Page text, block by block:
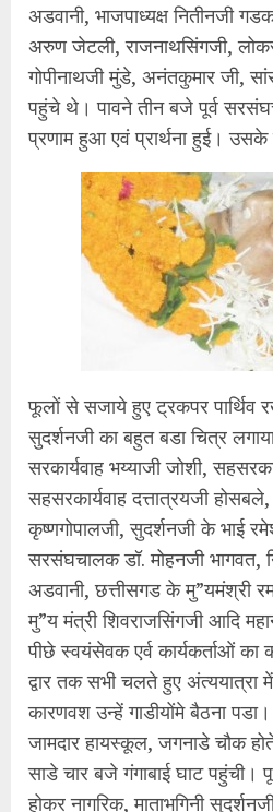
अडवानी, भाजपाध्यक्ष नितीनजी
अरुण जेटली, राजनाथसिंगजी,
गोपीनाथजी मुंडे, अनंतकुमार जी,
पहुंचे थे। पावने तीन बजे पूर्व
प्रणाम हुआ एवं प्रार्थना हुई। उसके
फूलों से सजाये हुए ट्रकपर पार्थिव
सुदर्शनजी का बहुत बडा चित्र
सरकार्यवाह भय्याजी जोशी,
सहसरकार्यवाह दत्तात्रयजी
कृष्णगोपालजी, सुदर्शनजी के भाई
सरसंघचालक डॉ. मोहनजी भागवत,
अडवानी, छत्तीसगड के मु”यमंश्री
मु”य मंत्री शिवराजसिंगजी आदि
पीछे स्वयंसेवक एर्व कार्यकर्ताओं
द्वार तक सभी चलते हुए अंत्ययात्रा
कारणवश उन्हें गाडीयोंमे बैठना
जामदार हायस्कूल, जगनाडे चौक
साडे चार बजे गंगाबाई घाट पहुंची।
होकर नागरिक, माताभगिनी